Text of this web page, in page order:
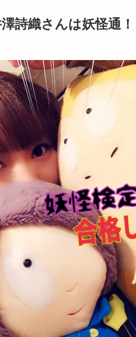
詩織さんは妖怪通！